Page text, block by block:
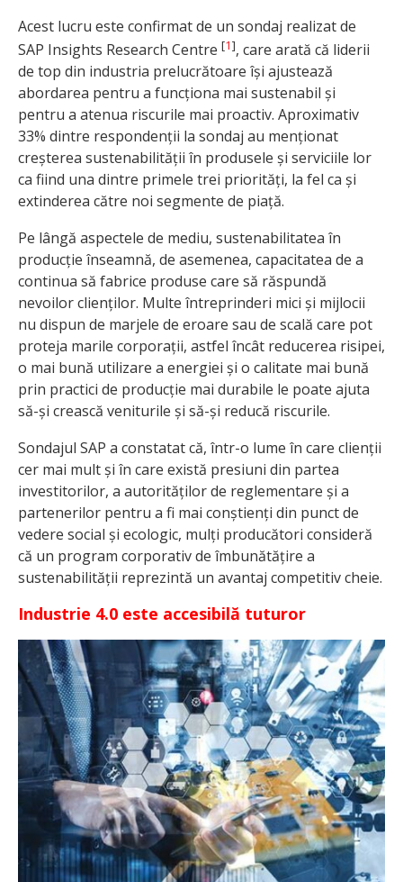
Acest lucru este confirmat de un sondaj realizat de
SAP Insights Research Centre [1], care arată că liderii
de top din industria prelucrătoare își ajustează
abordarea pentru a funcționa mai sustenabil și
pentru a atenua riscurile mai proactiv. Aproximativ
33% dintre respondenții la sondaj au menționat
creșterea sustenabilității în produsele și serviciile lor
ca fiind una dintre primele trei priorități, la fel ca și
extinderea către noi segmente de piață.
Pe lângă aspectele de mediu, sustenabilitatea în
producție înseamnă, de asemenea, capacitatea de a
continua să fabrice produse care să răspundă
nevoilor clienților. Multe întreprinderi mici și mijlocii
nu dispun de marjele de eroare sau de scală care pot
proteja marile corporații, astfel încât reducerea risipei,
o mai bună utilizare a energiei și o calitate mai bună
prin practici de producție mai durabile le poate ajuta
să-și crească veniturile și să-și reducă riscurile.
Sondajul SAP a constatat că, într-o lume în care clienții
cer mai mult și în care există presiuni din partea
investitorilor, a autorităților de reglementare și a
partenerilor pentru a fi mai conștienți din punct de
vedere social și ecologic, mulți producători consideră
că un program corporativ de îmbunătățire a
sustenabilității reprezintă un avantaj competitiv cheie.
Industrie 4.0 este accesibilă tuturor